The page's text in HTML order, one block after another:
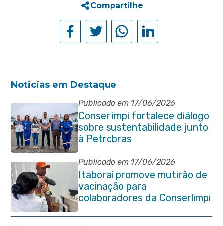
Compartilhe
Noticias em Destaque
Publicado em 17/06/2026
Conserlimpi fortalece diálogo
sobre sustentabilidade junto
à Petrobras
Publicado em 17/06/2026
Itaboraí promove mutirão de
vacinação para
colaboradores da Conserlimpi